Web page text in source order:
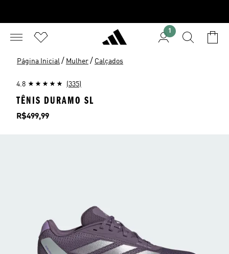
1
Página Inicial / Mulher / Calçados
4.8 (335)
TÊNIS DURAMO SL
Preço
R$499,99